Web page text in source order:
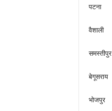
पटना
वैशाली
समस्तीपुर
बेगूसराय
भोजपुर